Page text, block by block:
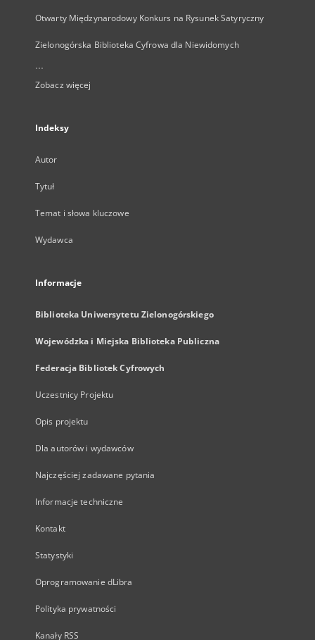
Otwarty Międzynarodowy Konkurs na Rysunek Satyryczny
Zielonogórska Biblioteka Cyfrowa dla Niewidomych
...
Zobacz więcej
Indeksy
Autor
Tytuł
Temat i słowa kluczowe
Wydawca
Informacje
Biblioteka Uniwersytetu Zielonogórskiego
Wojewódzka i Miejska Biblioteka Publiczna
Federacja Bibliotek Cyfrowych
Uczestnicy Projektu
Opis projektu
Dla autorów i wydawców
Najczęściej zadawane pytania
Informacje techniczne
Kontakt
Statystyki
Oprogramowanie dLibra
Polityka prywatności
Kanały RSS